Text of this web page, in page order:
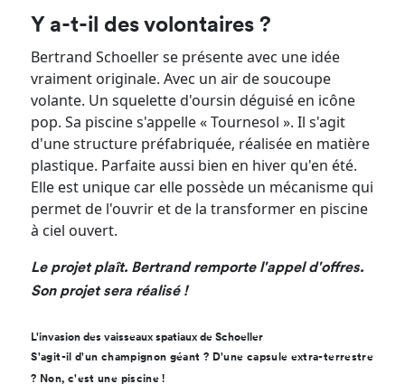
Y a-t-il des volontaires ?
Bertrand Schoeller se présente avec une idée
vraiment originale. Avec un air de soucoupe
volante. Un squelette d'oursin déguisé en icône
pop. Sa piscine s'appelle « Tournesol ». Il s'agit
d'une structure préfabriquée, réalisée en matière
plastique. Parfaite aussi bien en hiver qu'en été.
Elle est unique car elle possède un mécanisme qui
permet de l'ouvrir et de la transformer en piscine
à ciel ouvert.
Le projet plaît. Bertrand remporte l'appel d'offres.
Son projet sera réalisé !
L'invasion des vaisseaux spatiaux de Schoeller
S'agit-il d'un champignon géant ? D'une capsule extra-terrestre
? Non, c'est une piscine !